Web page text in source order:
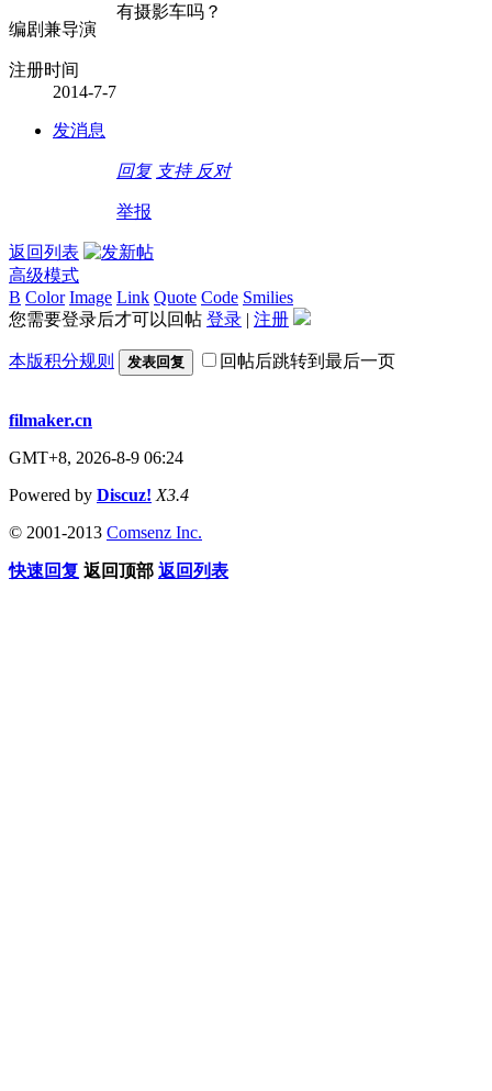
编剧兼导演
注册时间
2014-7-7
发消息
有摄影车吗？
回复 支持 反对
举报
返回列表
高级模式
B Color Image Link Quote Code Smilies
您需要登录后才可以回帖 登录 | 注册
本版积分规则 发表回复 回帖后跳转到最后一页
filmaker.cn
GMT+8, 2026-8-9 06:24
Powered by Discuz! X3.4
© 2001-2013 Comsenz Inc.
快速回复 返回顶部 返回列表